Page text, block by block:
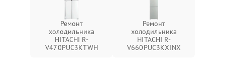
Ремонт
холодильника
HITACHI R-
V470PUC3KTWH
Ремонт
холодильника
HITACHI R-
V660PUC3KXINX